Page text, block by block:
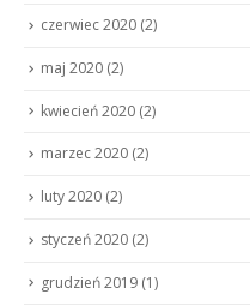
czerwiec 2020 (2)
maj 2020 (2)
kwiecień 2020 (2)
marzec 2020 (2)
luty 2020 (2)
styczeń 2020 (2)
grudzień 2019 (1)